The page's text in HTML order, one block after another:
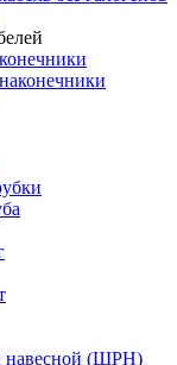
навесной (ЩРН)